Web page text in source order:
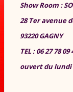
Show Room :
28 Ter avenue
93220 GAGNY
TEL : 06 27 78 09
ouvert du lundi